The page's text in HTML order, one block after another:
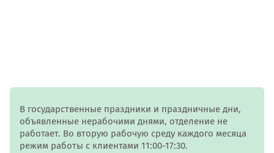
В государственные праздники и праздничные дни,
объявленные нерабочими днями, отделение не
работает. Во вторую рабочую среду каждого месяца
режим работы с клиентами 11:00-17:30.